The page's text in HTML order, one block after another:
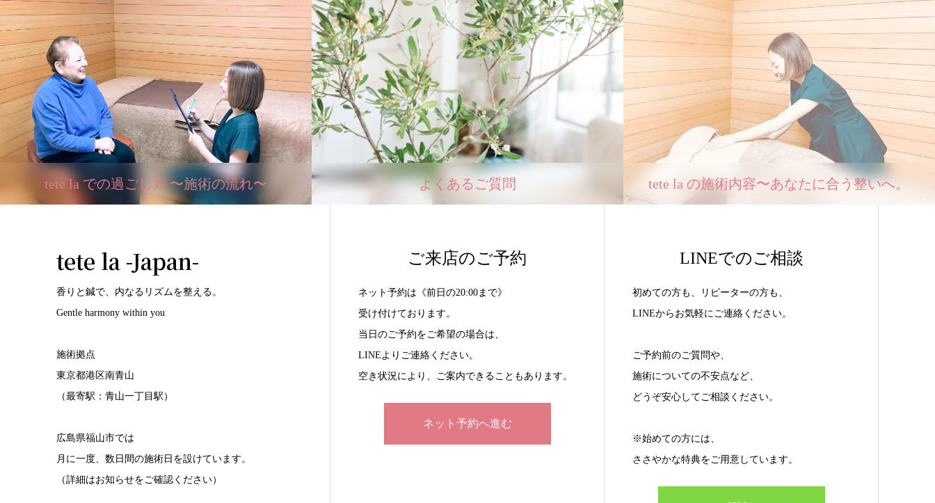
tete la での過ごし方 〜施術の流れ〜 よくあるご質問 tete la の施術内容〜あなたに合う整いへ。
tete la -Japan-
香りと鍼で、内なるリズムを整える。
Gentle harmony within you
施術拠点
東京都港区南青山
（最寄駅：青山一丁目駅）
広島県福山市では
月に一度、数日間の施術日を設けています。
（詳細はお知らせをご確認ください）
ご来店のご予約
ネット予約は《前日の20:00まで》
受け付けております。
当日のご予約をご希望の場合は、
LINEよりご連絡ください。
空き状況により、ご案内できることもあります。
ネット予約へ進む
LINEでのご相談
初めての方も、リピーターの方も、
LINEからお気軽にご連絡ください。
ご予約前のご質問や、
施術についての不安点など、
どうぞ安心してご相談ください。
※始めての方には、
ささやかな特典をご用意しています。